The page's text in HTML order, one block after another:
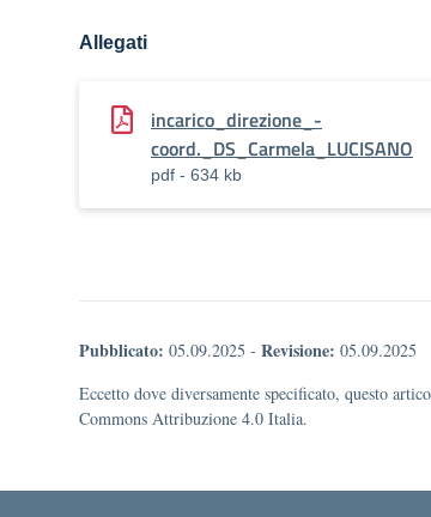
Allegati
incarico_direzione_-
coord._DS_Carmela_LUCISANO
pdf - 634 kb
Pubblicato: 05.09.2025 - Revisione: 05.09.2025
Eccetto dove diversamente specificato, questo
Commons Attribuzione 4.0 Italia.